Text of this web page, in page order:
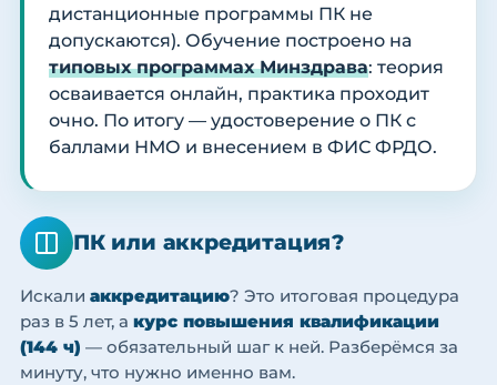
дистанционные программы ПК не
допускаются). Обучение построено на
типовых программах Минздрава: теория
осваивается онлайн, практика проходит
очно. По итогу — удостоверение о ПК с
баллами НМО и внесением в ФИС ФРДО.
ПК или аккредитация?
Искали аккредитацию? Это итоговая процедура
раз в 5 лет, а курс повышения квалификации
(144 ч) — обязательный шаг к ней. Разберёмся за
минуту, что нужно именно вам.